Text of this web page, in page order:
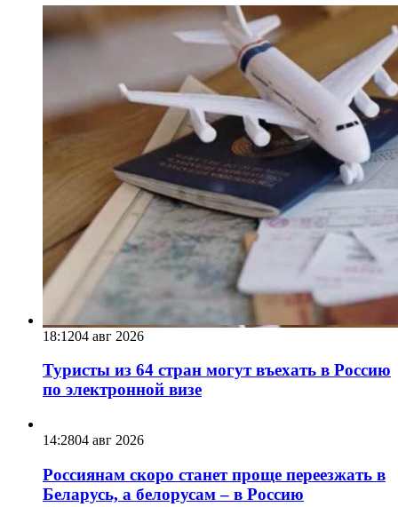
18:1204 авг 2026
Туристы из 64 стран могут въехать в Россию
по электронной визе
14:2804 авг 2026
Россиянам скоро станет проще переезжать в
Беларусь, а белорусам – в Россию